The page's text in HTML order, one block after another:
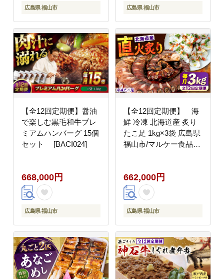
広島県 福山市 広島県 福山市
【全12回定期便】醤油
で楽しむ黒毛和牛プレ
ミアムハンバーグ 15個
セット [BACI024]
668,000円
広島県 福山市
【全12回定期便】 海
鮮 冷凍 北海道産 炙り
たこ足 1kg×3袋 広島県
福山市/マルケー食品株
662,000円
広島県 福山市